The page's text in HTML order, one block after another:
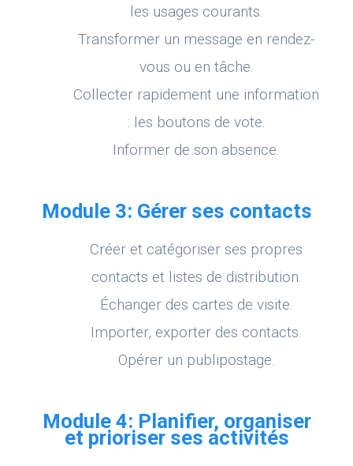
les usages courants.
Transformer un message en rendez-
vous ou en tâche.
Collecter rapidement une information
: les boutons de vote.
Informer de son absence.
Module 3: Gérer ses contacts
Créer et catégoriser ses propres
contacts et listes de distribution.
Échanger des cartes de visite.
Importer, exporter des contacts.
Opérer un publipostage.
Module 4: Planifier, organiser
et prioriser ses activités